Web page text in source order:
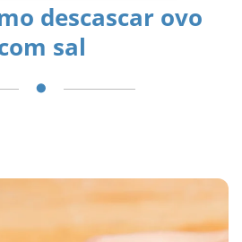
descascar ovo
sal